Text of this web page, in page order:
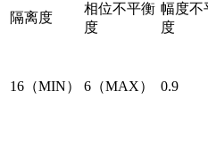
隔离度
相位不平衡
度
幅度不
度
16（MIN） 6（MAX） 0.9